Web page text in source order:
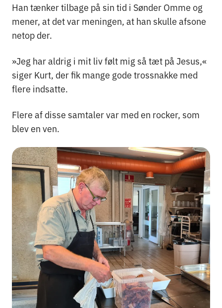
Han tænker tilbage på sin tid i Sønder Omme og
mener, at det var meningen, at han skulle afsone
netop der.
»Jeg har aldrig i mit liv følt mig så tæt på Jesus,«
siger Kurt, der fik mange gode trossnakke med
flere indsatte.
Flere af disse samtaler var med en rocker, som
blev en ven.